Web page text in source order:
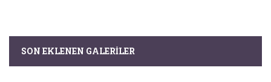
SON EKLENEN GALERILER